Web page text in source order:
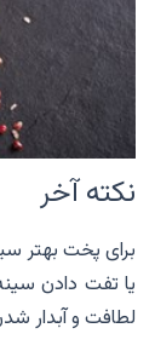
نکته آخر
برای پخت بهتر
یا تفت دادن
لطافت و آبدار